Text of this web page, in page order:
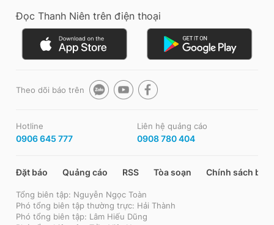
Đọc Thanh Niên trên điện thoại
Theo dõi báo trên
Hotline
0906 645 777
Liên hệ quảng cáo
0908 780 404
Đặt báo Quảng cáo RSS Tòa soạn Chính sách bảo
Tổng biên tập: Nguyễn Ngọc Toàn
Phó tổng biên tập thường trực: Hải Thành
Phó tổng biên tập: Lâm Hiếu Dũng